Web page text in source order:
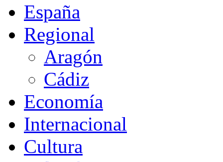
España
Regional
Aragón
Cádiz
Economía
Internacional
Cultura